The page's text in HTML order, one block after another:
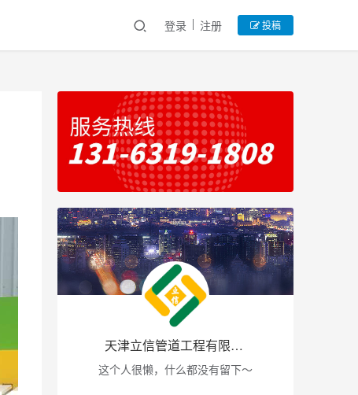
登录 注册 投稿
天津立信管道工程有限公司
这个人很懒，什么都没有留下～